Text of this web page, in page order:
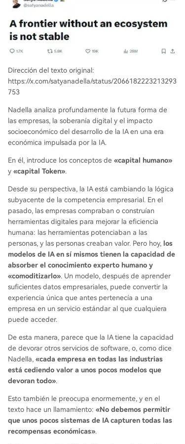
modelos de IA subyacentes. Nadella advierte fir
capturen todo el valor económico, vaciando ind
ustrias enteras, un escenario que considera socia
l y políticamente insostenible. El llamado final es
alor fluya ampliamente. Las plataformas deben
generar más valor del que capturan internament
e, permitiendo que cada organización innove y
dos y a la economía...
Dirección del texto original:
https://x.com/satyanadella/status/2066182223213293
753
Nadella analiza profundamente la futura forma de
las empresas, la soberanía digital y el impacto
socioeconómico del desarrollo de la IA en una era
económica impulsada por la IA.
En él, introduce los conceptos de «capital humano»
y «capital Token».
Desde su perspectiva, la IA está cambiando la lógica
subyacente de la competencia empresarial. En el
pasado, las empresas compraban o construían
herramientas digitales para mejorar la eficiencia
humana: las herramientas potenciaban a las
personas, y las personas creaban valor. Pero hoy, los
modelos de IA en sí mismos tienen la capacidad de
absorber el conocimiento experto humano y
«comoditizarlo». Un modelo, después de aprender
suficientes datos empresariales, puede convertir la
experiencia única que antes pertenecía a una
empresa en un servicio estándar al que cualquiera
puede acceder.
De esta manera, parece que la IA tiene la capacidad
de devorar otros servicios de software, o, como dice
Nadella, «cada empresa en todas las industrias
está cediendo valor a unos pocos modelos que
devoran todo».
Esto también le preocupa enormemente, y en el
texto hace un llamamiento: «No debemos permitir
que unos pocos sistemas de IA capturen todas las
recompensas económicas».